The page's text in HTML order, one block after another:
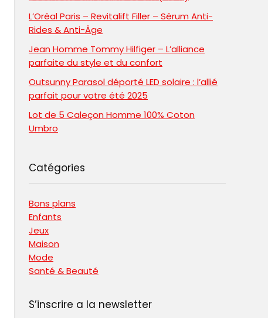
L’Oréal Paris – Revitalift Filler – Sérum Anti-
Rides & Anti-Âge
Jean Homme Tommy Hilfiger – L’alliance
parfaite du style et du confort
Outsunny Parasol déporté LED solaire : l’allié
parfait pour votre été 2025
Lot de 5 Caleçon Homme 100% Coton
Umbro
Catégories
Bons plans
Enfants
Jeux
Maison
Mode
Santé & Beauté
S’inscrire a la newsletter